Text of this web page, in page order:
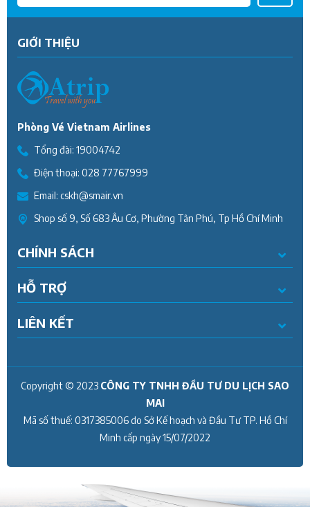
GIỚI THIỆU
Phòng Vé Vietnam Airlines
Tổng đài: 19004742
Điện thoại: 028 77767999
Email: cskh@smair.vn
Shop số 9, Số 683 Âu Cơ, Phường Tân Phú, Tp Hồ Chí Minh
CHÍNH SÁCH
HỖ TRỢ
LIÊN KẾT
Copyright © 2023 CÔNG TY TNHH ĐẦU TƯ DU LỊCH SAO
MAI
Mã số thuế: 0317385006do Sở Kế hoạch và Đầu Tư TP. Hồ Chí
Minh cấp ngày15/07/2022